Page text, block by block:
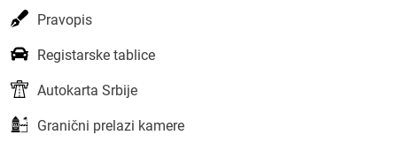
Pravopis
Registarske tablice
Autokarta Srbije
Granični prelazi kamere